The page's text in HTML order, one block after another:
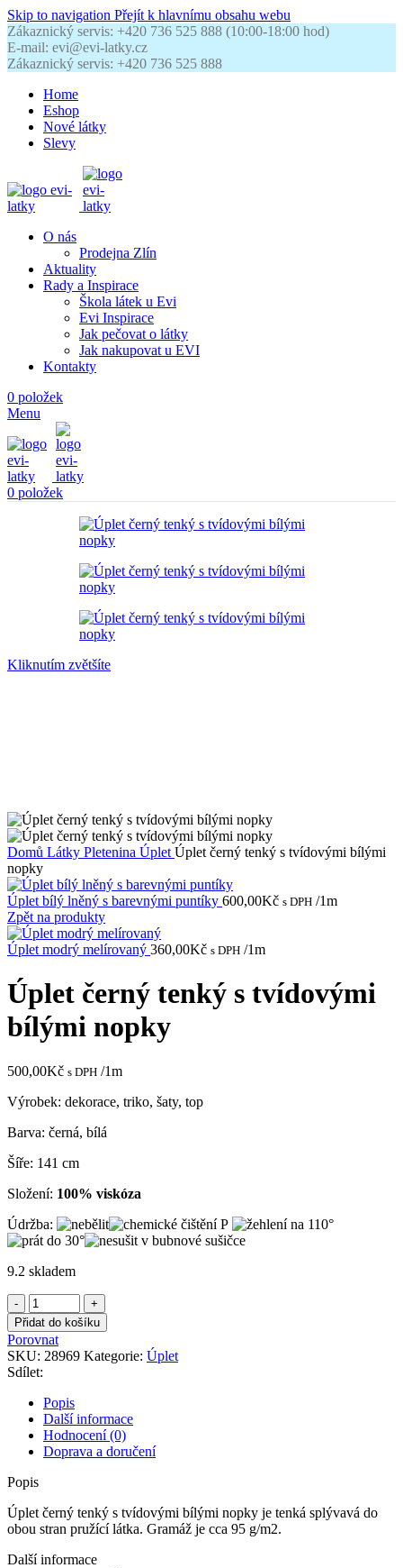
Skip to navigation Přejít k hlavnímu obsahu webu
Zákaznický servis: +420 736 525 888 (10:00-18:00 hod)
E-mail: evi@evi-latky.cz
Zákaznický servis: +420 736 525 888
Home
Eshop
Nové látky
Slevy
O nás
Prodejna Zlín
Aktuality
Rady a Inspirace
Škola látek u Evi
Evi Inspirace
Jak pečovat o látky
Jak nakupovat u EVI
Kontakty
0 položek
Menu
0 položek
Kliknutím zvětšíte
Domů Látky Pletenina Úplet Úplet černý tenký s tvídovými bílými
nopky
Úplet bílý lněný s barevnými puntíky 600,00Kč s DPH /1m
Zpět na produkty
Úplet modrý melírovaný 360,00Kč s DPH /1m
Úplet černý tenký s tvídovými
bílými nopky
500,00Kč s DPH /1m
Výrobek: dekorace, triko, šaty, top
Barva: černá, bílá
Šíře: 141 cm
Složení: 100% viskóza
Údržba:
9.2 skladem
Úplet
černý
tenký
s
tvídovými
bílými
nopky
množství
Přidat do košíku
Porovnat
SKU: 28969 Kategorie: Úplet
Sdílet:
Popis
Další informace
Hodnocení (0)
Doprava a doručení
Popis
Úplet černý tenký s tvídovými bílými nopky je tenká splývavá do
obou stran pružící látka. Gramáž je cca 95 g/m2.
Další informace